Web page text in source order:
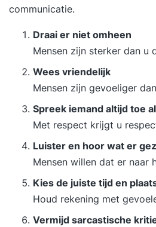
communicatie.
Draai er niet omheen
Mensen zijn sterker dan u
Wees vriendelijk
Mensen zijn gevoeliger
Spreek iemand altijd toe
Met respect krijgt u
Luister en hoor wat er
Mensen willen dat er naar
Kies de juiste tijd en
Houd rekening met
Vermijd sarcastische